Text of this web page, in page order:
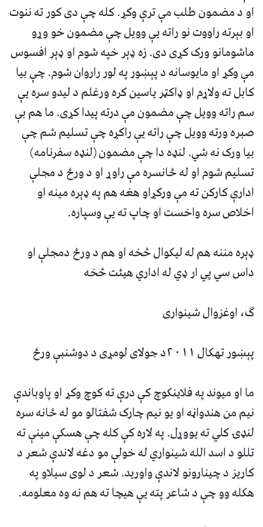
او د مضمون طلب مې ترې وکړ. کله چې دى کور ته ننوت
او بېرته راووت نو راته يې وويل چې مضمون خو وړو
ماشومانو ورک کړى دى. زه ډېر خپه شوم او ډېر افسوس
مې وکړ او مايوسانه د پېښور په لور راروان شوم. چې بيا
کابل ته ولاړم او ډاکټر ياسين کره ورغلم د ليدو سره يې
سم راته وويل چې مضمون مې درته پيدا کړى. ما هم بې
صبره ورته وويل چې راته يې راکړه چې تسليم شم چې
بيا ورک نه شي. لنډه دا چې مضمون (لنډه سفرنامه)
تسليم شوم او له ځانسره مې راوړ او د ورځ د مجلې
ادارې کارکن ته مې ورکړاو هغه هم په ډېره مينه او
اخلاص سره واخست او چاپ ته يې وسپاره.
ډېره مننه هم له ليکوال څخه او هم د ورځ دمجلې او
داس سي پي ار ډي له اداري هيئت څخه
گ، اوغزوال شينوارى
پېښور تهکال ٢٠١١د جولاى لومړى د دوشنبې ورځ
ما او ميوند په فلاينکوچ کې درې ته کوچ وکړ او پاوباندې
نيم من هندواڼه او يو نيم چارک شفتالو مو له ځانه سره
لنډۍ کلي ته يووړل. په لاره کې کله چې هسکې مينې ته
تللو د اسد الله شينواري له خولې مو دغه لاندې شعر د
کاريز د چينارونو لاندې واوريد. شعر د لوى سيلاو په
هکله وو چې د شاعر پته يې هيچا ته هم نه وه معلومه.